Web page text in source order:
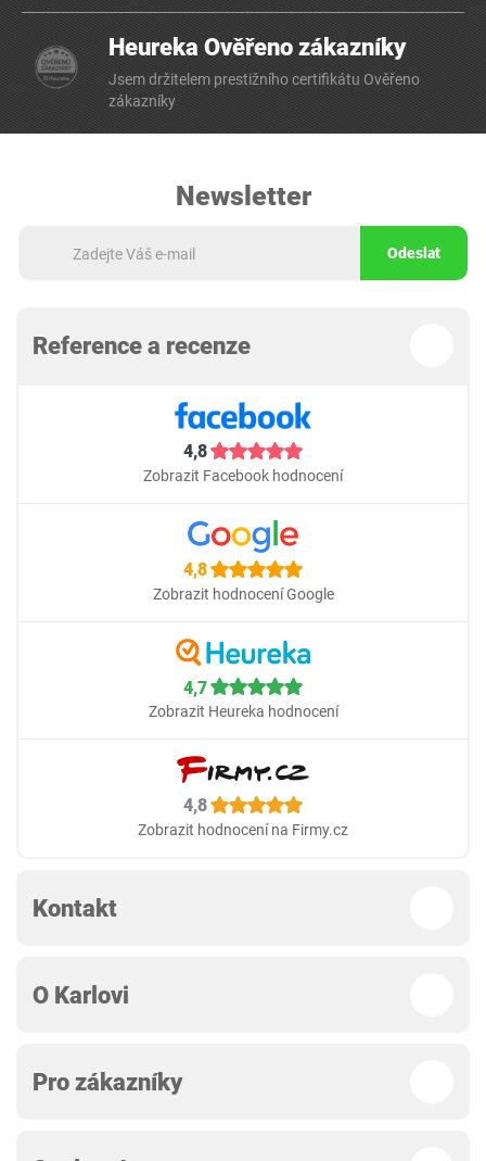
Heureka Ověřeno zákazníky
Jsem držitelem prestižního certifikátu Ověřeno
zákazníky
Newsletter
Odeslat
Reference a recenze
4,8
Zobrazit Facebook hodnocení
4,8
Zobrazit hodnocení Google
4,7
Zobrazit Heureka hodnocení
4,8
Zobrazit hodnocení na Firmy.cz
Kontakt
O Karlovi
Pro zákazníky